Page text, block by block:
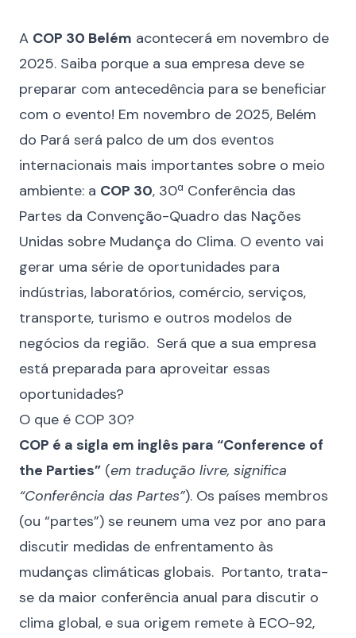
A COP 30 Belém acontecerá em novembro de
2025. Saiba porque a sua empresa deve se
preparar com antecedência para se beneficiar
com o evento! Em novembro de 2025, Belém
do Pará será palco de um dos eventos
internacionais mais importantes sobre o meio
ambiente: a COP 30, 30ª Conferência das
Partes da Convenção-Quadro das Nações
Unidas sobre Mudança do Clima. O evento vai
gerar uma série de oportunidades para
indústrias, laboratórios, comércio, serviços,
transporte, turismo e outros modelos de
negócios da região. Será que a sua empresa
está preparada para aproveitar essas
oportunidades?
O que é COP 30?
COP é a sigla em inglês para “Conference of
the Parties” (em tradução livre, significa
“Conferência das Partes”). Os países membros
(ou “partes”) se reunem uma vez por ano para
discutir medidas de enfrentamento às
mudanças climáticas globais. Portanto, trata-
se da maior conferência anual para discutir o
clima global, e sua origem remete à ECO-92,